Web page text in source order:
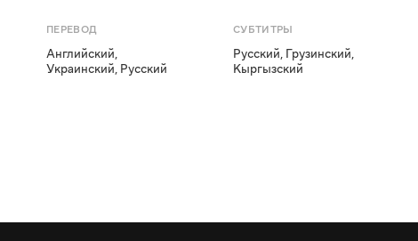
ПЕРЕВОД
Английский,
Украинский, Русский
СУБТИТРЫ
Русский, Грузинский,
Кыргызский